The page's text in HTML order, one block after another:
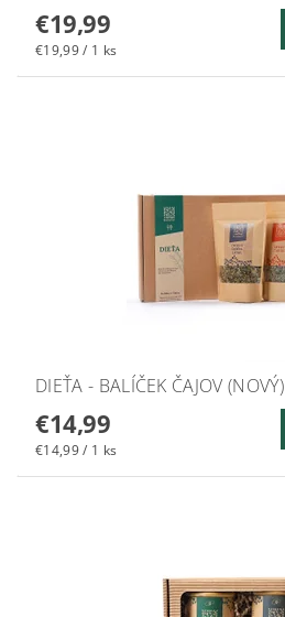
€19,99
€19,99 / 1 ks
DIEŤA - BALÍČEK ČAJOV (NOVÝ)
€14,99
€14,99 / 1 ks